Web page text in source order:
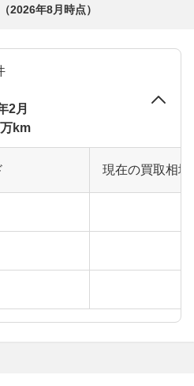
（2026年8月 時点）
2月
km
現在の買取相